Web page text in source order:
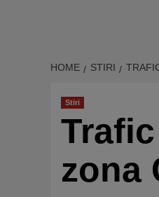
HOME STIRI
Stiri
zona